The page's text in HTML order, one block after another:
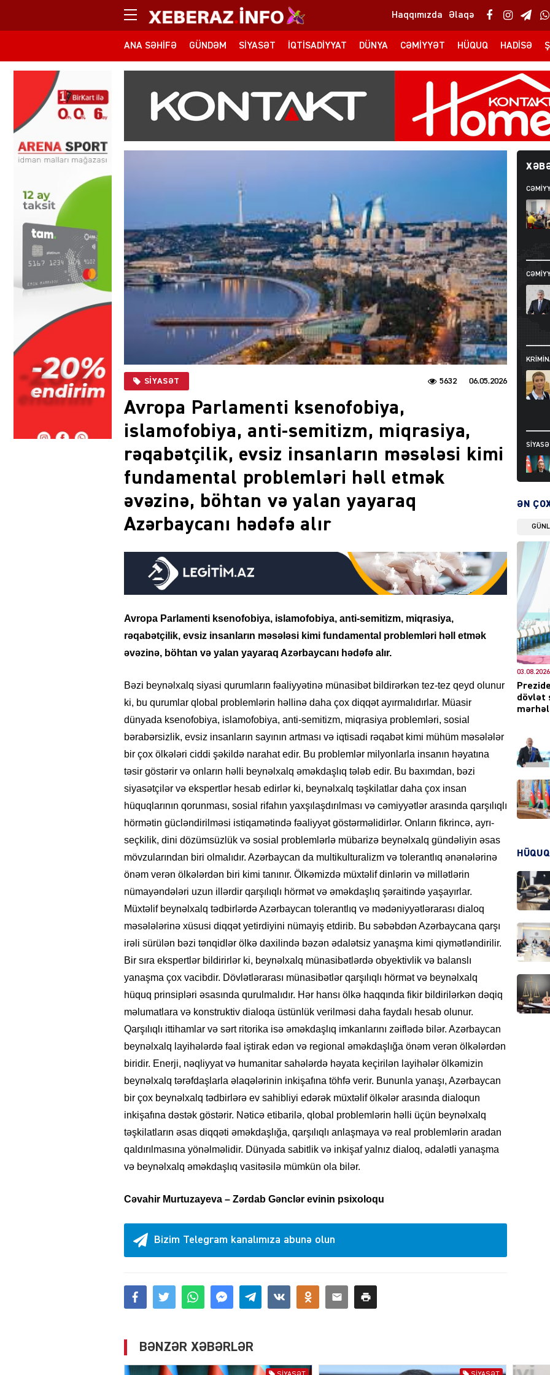
Haqqımızda Əlaqə
ANA SƏHIFƏ GÜNDƏM SIYASƏT İQTISADIYYAT DÜNYA CƏMIYYƏT HÜQUQ HADISƏ
SIYASƏT 06.05.2026
5632
Avropa Parlamenti ksenofobiya,
islamofobiya, anti-semitizm, miqrasiya,
rəqabətçilik, evsiz insanların məsələsi kimi
fundamental problemləri həll etmək
əvəzinə, böhtan və yalan yayaraq
Azərbaycanı hədəfə alır
Avropa Parlamenti ksenofobiya, islamofobiya, anti-semitizm, miqrasiya,
rəqabətçilik, evsiz insanların məsələsi kimi fundamental problemləri həll etmək
əvəzinə, böhtan və yalan yayaraq Azərbaycanı hədəfə alır.
Bəzi beynəlxalq siyasi qurumların fəaliyyətinə münasibət bildirərkən tez-tez qeyd olunur
ki, bu qurumlar qlobal problemlərin həllinə daha çox diqqət ayırmalıdırlar. Müasir
dünyada ksenofobiya, islamofobiya, anti-semitizm, miqrasiya problemləri, sosial
bərabərsizlik, evsiz insanların sayının artması və iqtisadi rəqabət kimi mühüm məsələlər
bir çox ölkələri ciddi şəkildə narahat edir. Bu problemlər milyonlarla insanın həyatına
təsir göstərir və onların həlli beynəlxalq əməkdaşlıq tələb edir. Bu baxımdan, bəzi
siyasətçilər və ekspertlər hesab edirlər ki, beynəlxalq təşkilatlar daha çox insan
hüquqlarının qorunması, sosial rifahın yaxşılaşdırılması və cəmiyyətlər arasında qarşılıqlı
hörmətin gücləndirilməsi istiqamətində fəaliyyət göstərməlidirlər. Onların fikrincə, ayrı-
seçkilik, dini dözümsüzlük və sosial problemlərlə mübarizə beynəlxalq gündəliyin əsas
mövzularından biri olmalıdır. Azərbaycan da multikulturalizm və tolerantlıq ənənələrinə
önəm verən ölkələrdən biri kimi tanınır. Ölkəmizdə müxtəlif dinlərin və millətlərin
nümayəndələri uzun illərdir qarşılıqlı hörmət və əməkdaşlıq şəraitində yaşayırlar.
Müxtəlif beynəlxalq tədbirlərdə Azərbaycan tolerantlıq və mədəniyyətlərarası dialoq
məsələlərinə xüsusi diqqət yetirdiyini nümayiş etdirib. Bu səbəbdən Azərbaycana qarşı
irəli sürülən bəzi tənqidlər ölkə daxilində bəzən ədalətsiz yanaşma kimi qiymətləndirilir.
Bir sıra ekspertlər bildirirlər ki, beynəlxalq münasibətlərdə obyektivlik və balanslı
yanaşma çox vacibdir. Dövlətlərarası münasibətlər qarşılıqlı hörmət və beynəlxalq
hüquq prinsipləri əsasında qurulmalıdır. Hər hansı ölkə haqqında fikir bildirilərkən dəqiq
məlumatlara və konstruktiv dialoqa üstünlük verilməsi daha faydalı hesab olunur.
Qarşılıqlı ittihamlar və sərt ritorika isə əməkdaşlıq imkanlarını zəiflədə bilər. Azərbaycan
beynəlxalq layihələrdə fəal iştirak edən və regional əməkdaşlığa önəm verən ölkələrdən
biridir. Enerji, nəqliyyat və humanitar sahələrdə həyata keçirilən layihələr ölkəmizin
beynəlxalq tərəfdaşlarla əlaqələrinin inkişafına töhfə verir. Bununla yanaşı, Azərbaycan
bir çox beynəlxalq tədbirlərə ev sahibliyi edərək müxtəlif ölkələr arasında dialoqun
inkişafına dəstək göstərir. Nəticə etibarilə, qlobal problemlərin həlli üçün beynəlxalq
təşkilatların əsas diqqəti əməkdaşlığa, qarşılıqlı anlaşmaya və real problemlərin aradan
qaldırılmasına yönəlməlidir. Dünyada sabitlik və inkişaf yalnız dialoq, ədalətli yanaşma
və beynəlxalq əməkdaşlıq vasitəsilə mümkün ola bilər.
Cəvahir Murtuzayeva – Zərdab Gənclər evinin psixoloqu
Bizim Telegram kanalımıza abunə olun
DÜNYA
DÜNYA
XARİCİ
HADISƏ
DÜNYA
ƏN
03.08.2026
dövlət
HÜQUQ
BƏNZƏR XƏBƏRLƏR